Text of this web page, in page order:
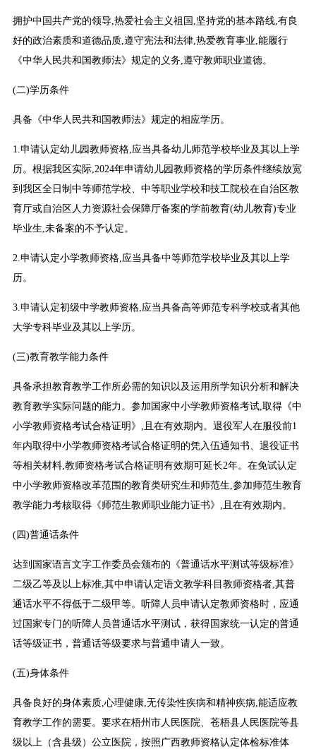
拥护中国共产党的领导,热爱社会主义祖国,坚持党的基本路线,有良
好的政治素质和道德品质,遵守宪法和法律,热爱教育事业,能履行
《中华人民共和国教师法》规定的义务,遵守教师职业道德。
(二)学历条件
具备《中华人民共和国教师法》规定的相应学历。
1.申请认定幼儿园教师资格,应当具备幼儿师范学校毕业及其以上学
历。根据我区实际,2024年申请幼儿园教师资格的学历条件继续放宽
到我区全日制中等师范学校、中等职业学校和技工院校在自治区教
育厅或自治区人力资源社会保障厅备案的学前教育(幼儿教育)专业
毕业生,未备案的不予认定。
2.申请认定小学教师资格,应当具备中等师范学校毕业及其以上学
历。
3.申请认定初级中学教师资格,应当具备高等师范专科学校或者其他
大学专科毕业及其以上学历。
(三)教育教学能力条件
具备承担教育教学工作所必需的知识以及运用所学知识分析和解决
教育教学实际问题的能力。参加国家中小学教师资格考试,取得《中
小学教师资格考试合格证明》,且在有效期内。退役军人在服役前1
年内取得中小学教师资格考试合格证明的凭入伍通知书、退役证书
等相关材料,教师资格考试合格证明有效期可延长2年。在免试认定
中小学教师资格改革范围的教育类研究生和师范生,参加师范生教育
教学能力考核取得《师范生教师职业能力证书》,且在有效期内。
(四)普通话条件
达到国家语言文字工作委员会颁布的《普通话水平测试等级标准》
二级乙等及以上标准,其中申请认定语文教学科目教师资格者,其普
通话水平不得低于二级甲等。听障人员申请认定教师资格时，应通
过国家专门的听障人员普通话水平测试，获得国家统一认定的普通
话等级证书，普通话等级要求与普通申请人一致。
(五)身体条件
具备良好的身体素质,心理健康,无传染性疾病和精神疾病,能适应教
育教学工作的需要。要求在梧州市人民医院、苍梧县人民医院等县
级以上（含县级）公立医院，按照广西教师资格认定体检标准体